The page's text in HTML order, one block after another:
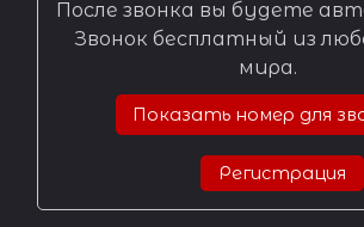
После звонка вы будете
Звонок бесплатный из
мира.
Показать номер для
Регистрация